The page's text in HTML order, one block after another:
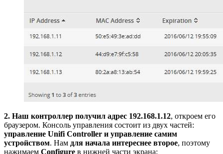
2. Наш контроллер получил адрес 192.168.1.12, откроем его
браузером. Консоль управления состоит из двух частей:
управление Unifi Controller и управление самим
устройством. Нам для начала интереснее второе, поэтому
нажимаем Configure в нижней части экрана: